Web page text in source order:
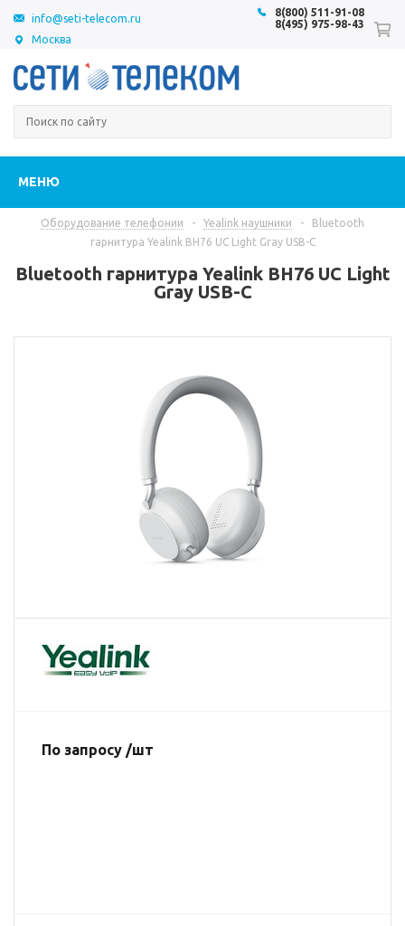
Москва
8(800) 511-91-08
8(495) 975-98-43
info@seti-telecom.ru
МЕНЮ
Оборудование телефонии - Yealink наушники -
Bluetooth
гарнитура Yealink BH76 UC Light Gray USB-C
Bluetooth гарнитура Yealink BH76 UC Light
Gray USB-C
По запросу /шт